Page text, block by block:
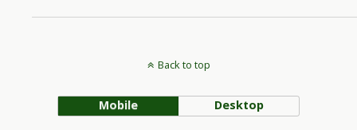
Back to top
Mobile Desktop